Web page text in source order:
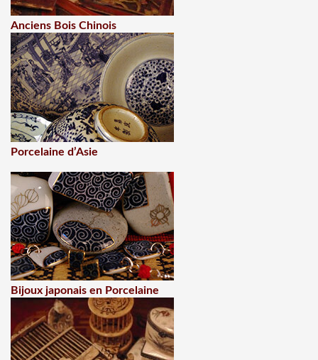
Anciens Bois Chinois
Porcelaine d’Asie
Bijoux japonais en Porcelaine